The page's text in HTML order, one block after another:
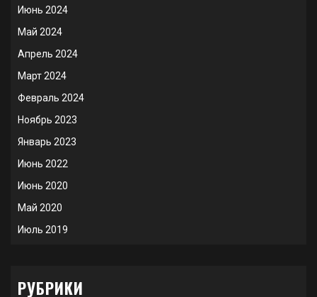
Июнь 2024
Май 2024
Апрель 2024
Март 2024
Февраль 2024
Ноябрь 2023
Январь 2023
Июнь 2022
Июнь 2020
Май 2020
Июль 2019
РУБРИКИ